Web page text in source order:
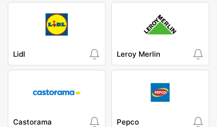
Lidl Leroy Merlin
Castorama Pepco